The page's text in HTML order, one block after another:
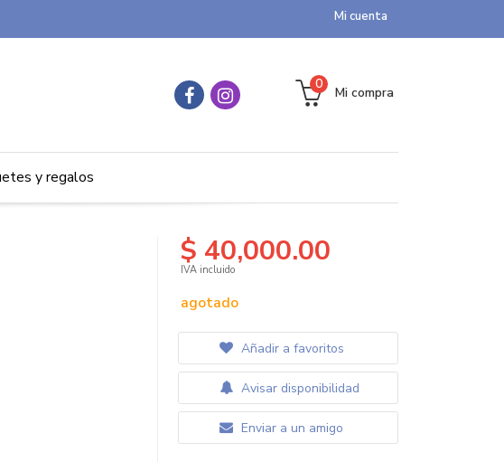
Mi cuenta
Mi compra
0
y regalos
$ 40,000.00
IVA incluido
agotado
Añadir a favoritos
Avisar disponibilidad
Enviar a un amigo